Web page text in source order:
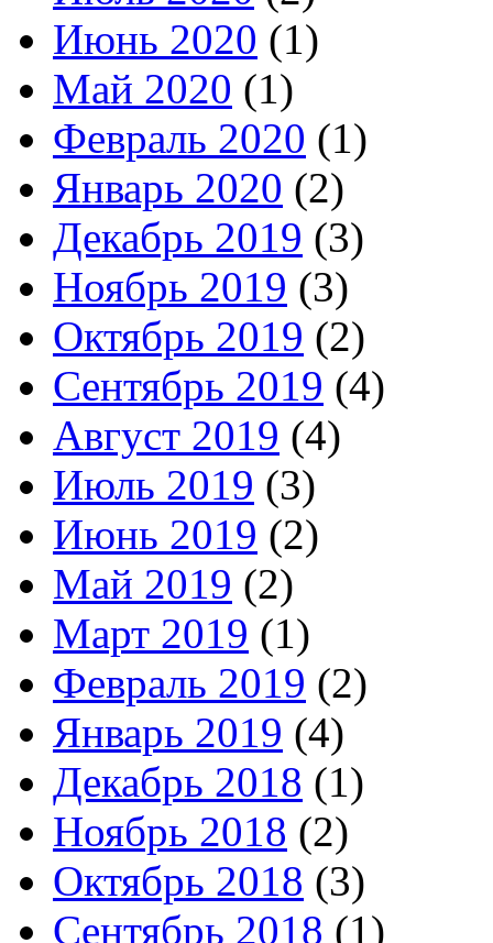
Июнь 2020 (1)
Май 2020 (1)
Февраль 2020 (1)
Январь 2020 (2)
Декабрь 2019 (3)
Ноябрь 2019 (3)
Октябрь 2019 (2)
Сентябрь 2019 (4)
Август 2019 (4)
Июль 2019 (3)
Июнь 2019 (2)
Май 2019 (2)
Март 2019 (1)
Февраль 2019 (2)
Январь 2019 (4)
Декабрь 2018 (1)
Ноябрь 2018 (2)
Октябрь 2018 (3)
Сентябрь 2018 (1)